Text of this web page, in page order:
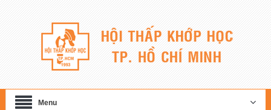
Menu